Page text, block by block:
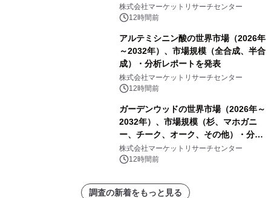
ーおよびモニタリングシステム、その
他）・分析レポートを発表
株式会社マーケットリサーチセンター
12時間前
アルテミシニン酸の世界市場（2026年
～2032年）、市場規模（全合成、半合
成）・分析レポートを発表
株式会社マーケットリサーチセンター
12時間前
ガーデンウッドの世界市場（2026年～
2032年）、市場規模（杉、マホガニ
ー、チーク、オーク、その他）・分析
レポートを発表
株式会社マーケットリサーチセンター
12時間前
調査の新着をもっと見る